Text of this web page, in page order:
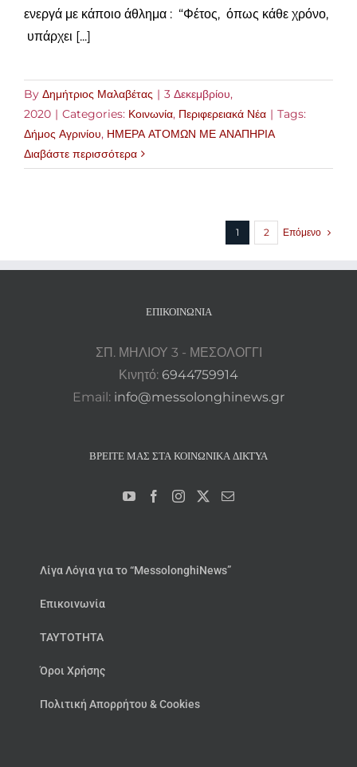
ενεργά με κάποιο άθλημα : “Φέτος, όπως κάθε χρόνο,
υπάρχει [...]
By Δημήτριος Μαλαβέτας | 3 Δεκεμβρίου,
2020 | Categories: Κοινωνία, Περιφερειακά Νέα | Tags:
Δήμος Αγρινίου, ΗΜΕΡΑ ΑΤΟΜΩΝ ΜΕ ΑΝΑΠΗΡΙΑ
Διαβάστε περισσότερα
1 2 Επόμενο
ΕΠΙΚΟΙΝΩΝΊΑ
ΣΠ. ΜΗΛΙΟΥ 3 - ΜΕΣΟΛΟΓΓΙ
Κινητό: 6944759914
Email: info@messolonghinews.gr
ΒΡΕΊΤΕ ΜΑΣ ΣΤΑ ΚΟΙΝΩΝΙΚΆ ΔΊΚΤΥΑ
Λίγα Λόγια για το “MessolonghiNews”
Επικοινωνία
ΤΑΥΤΟΤΗΤΑ
Όροι Χρήσης
Πολιτική Απορρήτου & Cookies